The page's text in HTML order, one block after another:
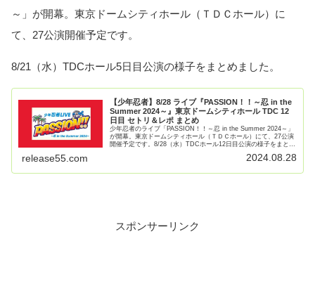
～」が開幕。東京ドームシティホール（ＴＤＣホール）に
て、27公演開催予定です。
8/21（水）TDCホール5日目公演の様子をまとめました。
【少年忍者】8/28 ライブ『PASSION！！～忍 in the
Summer 2024～』東京ドームシティホール TDC 12
日目 セトリ＆レポ まとめ
少年忍者のライブ「PASSION！！～忍 in the Summer 2024～」
が開幕。東京ドームシティホール（ＴＤＣホール）にて、27公演
開催予定です。8/28（水）TDCホール12日目公演の様子をまとめ
release55.com 2024.08.28
スポンサーリンク